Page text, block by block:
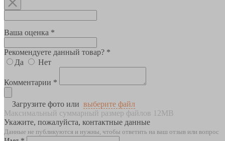
Ваша оценка *
Рекомендуете данный товар? *
Да
Нет
Комментарии *
Загрузите фото или выберите файл
Максимальный суммарный размер файлов 12MB
Укажите, пожалуйста, контактные данные
Данные не публикуются и нужны, чтобы ответить на ваш отзыв или вопрос